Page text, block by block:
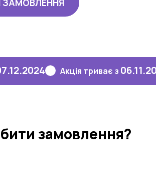
Акція триває з06.11.2024
замовлення?